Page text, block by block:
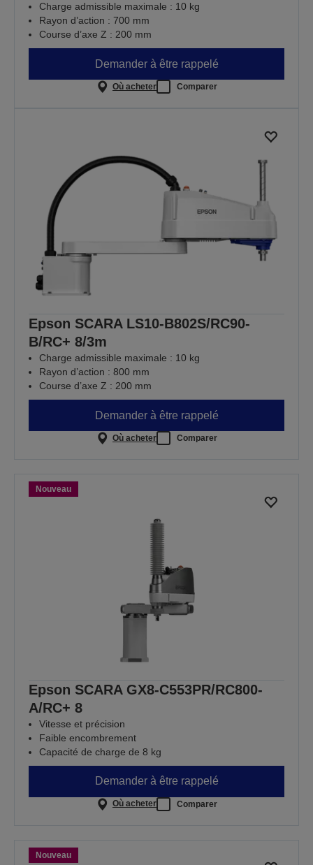
Charge admissible maximale : 10 kg
Rayon d’action : 700 mm
Course d’axe Z : 200 mm
Demander à être rappelé
Où acheter Comparer
Epson SCARA LS10-B802S/RC90-
B/RC+ 8/3m
Charge admissible maximale : 10 kg
Rayon d’action : 800 mm
Course d’axe Z : 200 mm
Demander à être rappelé
Où acheter Comparer
Nouveau
Epson SCARA GX8-C553PR/RC800-
A/RC+ 8
Vitesse et précision
Faible encombrement
Capacité de charge de 8 kg
Demander à être rappelé
Où acheter Comparer
Nouveau